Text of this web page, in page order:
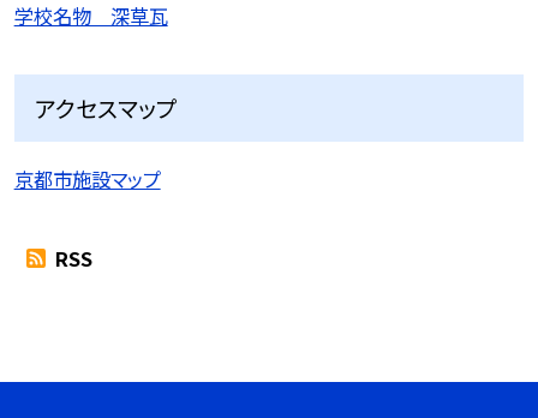
学校名物 深草瓦
アクセスマップ
京都市施設マップ
RSS